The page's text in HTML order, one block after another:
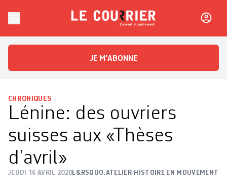
Le CourrierL'essentiel, autrement
JE M'ABONNE
CHRONIQUES
Lénine: des ouvriers
suisses aux «Thèses
d’avril»
JEUDI 16 AVRIL 2020L&RSQUO;ATELIER-HISTOIRE EN MOUVEMENT